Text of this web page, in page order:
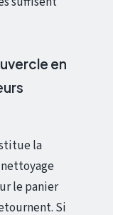
en
la
le panier
Si